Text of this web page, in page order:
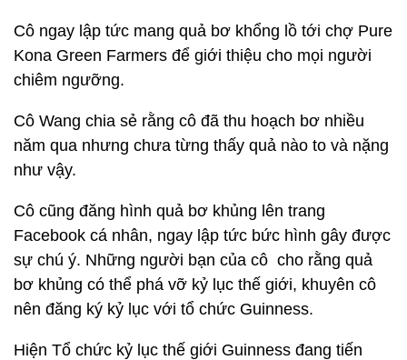
Cô ngay lập tức mang quả bơ khổng lồ tới chợ Pure
Kona Green Farmers để giới thiệu cho mọi người
chiêm ngưỡng.
Cô Wang chia sẻ rằng cô đã thu hoạch bơ nhiều
năm qua nhưng chưa từng thấy quả nào to và nặng
như vậy.
Cô cũng đăng hình quả bơ khủng lên trang
Facebook cá nhân, ngay lập tức bức hình gây được
sự chú ý. Những người bạn của cô cho rằng quả
bơ khủng có thể phá vỡ kỷ lục thế giới, khuyên cô
nên đăng ký kỷ lục với tổ chức Guinness.
Hiện Tổ chức kỷ lục thế giới Guinness đang tiến